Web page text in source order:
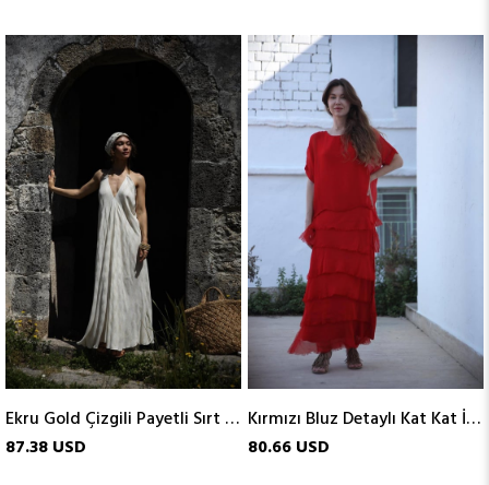
Ekru Gold Çizgili Payetli Sırt Dekolteli Elbise
87.38 USD
Kırmızı Bluz Detaylı Kat Kat İpek Elbise
80.66 USD